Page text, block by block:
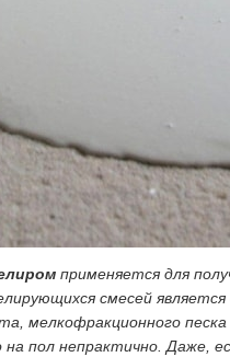
применяется для
смесей
мелкофракционного
на пол непрактично. Даже,